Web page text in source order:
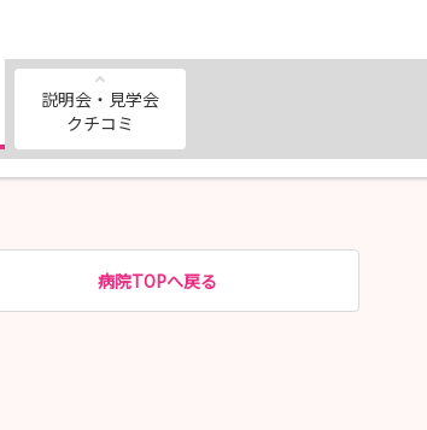
説明会・見学会
クチコミ
病院TOPへ戻る